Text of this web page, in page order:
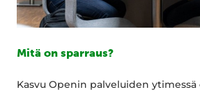
Mitä on sparraus?
Kasvu Openin palveluiden